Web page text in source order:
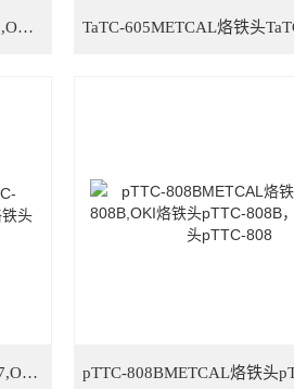
TaTC-606METCAL烙铁头TaTC-606,OKI烙铁头TaTC-606，STTC烙铁头TaTC-606
pTTC-807METCAL烙铁头pTTC-807,OKI烙铁头pTTC-807，STTC烙铁头pTTC-807